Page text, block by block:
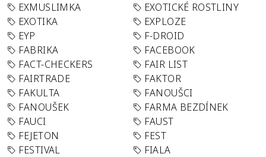
EXMUSLIMKA
EXOTICKÉ ROSTLINY
EXOTIKA
EXPLOZE
EYP
F-DROID
FABRIKA
FACEBOOK
FACT-CHECKERS
FAIR LIST
FAIRTRADE
FAKTOR
FAKULTA
FANOUŠCI
FANOUŠEK
FARMA BEZDÍNEK
FAUCI
FAUST
FEJETON
FEST
FESTIVAL
FIALA